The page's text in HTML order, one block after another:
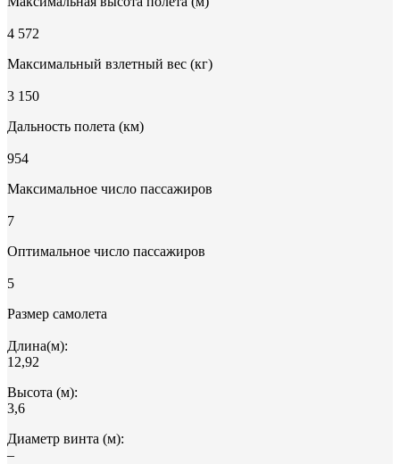
4 572
Максимальный взлетный вес (кг)
3 150
Дальность полета (км)
954
Максимальное число пассажиров
7
Оптимальное число пассажиров
5
Размер самолета
Длина(м):
12,92
Высота (м):
3,6
Диаметр винта (м):
–